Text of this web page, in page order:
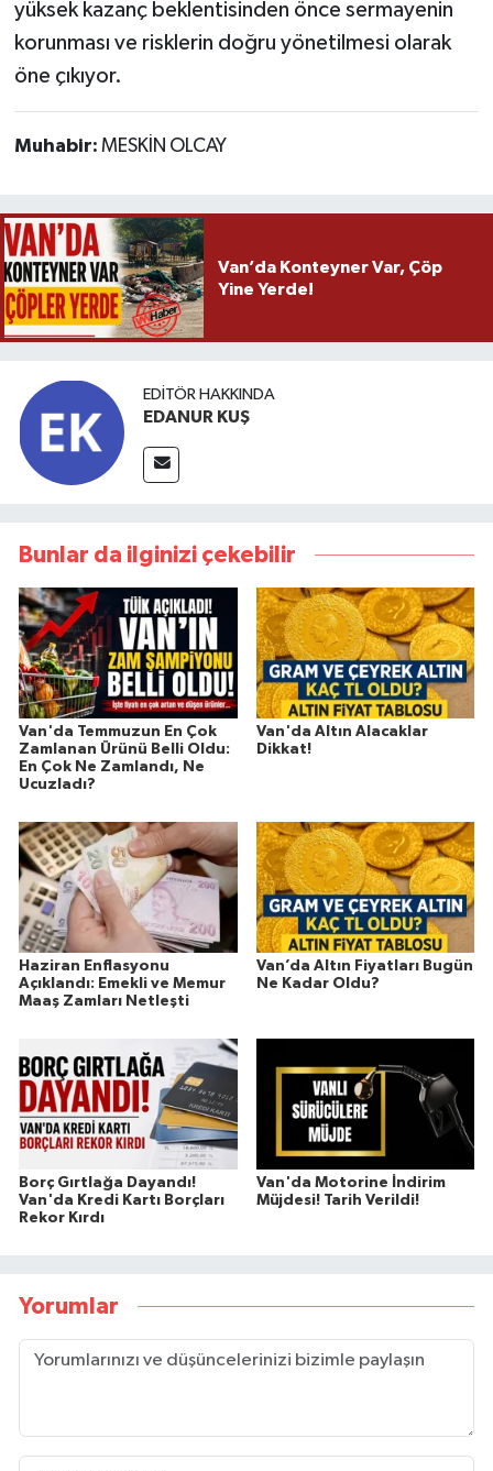
yüksek kazanç beklentisinden önce sermayenin
korunması ve risklerin doğru yönetilmesi olarak
öne çıkıyor.
Muhabir: MESKİN OLCAY
Van’da Konteyner Var, Çöp
Yine Yerde!
EDITÖR HAKKINDA
EDANUR KUŞ
Bunlar da ilginizi çekebilir
Van'da Temmuzun En Çok
Zamlanan Ürünü Belli Oldu:
En Çok Ne Zamlandı, Ne
Ucuzladı?
Van'da Altın Alacaklar
Dikkat!
Haziran Enflasyonu
Açıklandı: Emekli ve Memur
Maaş Zamları Netleşti
Van’da Altın Fiyatları Bugün
Ne Kadar Oldu?
Borç Gırtlağa Dayandı!
Van'da Kredi Kartı Borçları
Rekor Kırdı
Van'da Motorine İndirim
Müjdesi! Tarih Verildi!
Yorumlar